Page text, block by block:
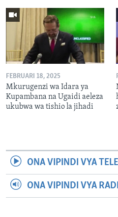
FEBRUARI 18, 2025
Mkurugenzi wa Idara ya
Kupambana na Ugaidi aeleza
ukubwa wa tishio la jihadi
ONA VIPINDI VYA
ONA VIPINDI VYA